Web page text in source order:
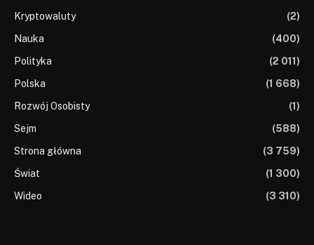
Kryptowaluty
(2)
Nauka
(400)
Polityka
(2 011)
Polska
(1 668)
Rozwój Osobisty
(1)
Sejm
(588)
Strona główna
(3 759)
Świat
(1 300)
Wideo
(3 310)